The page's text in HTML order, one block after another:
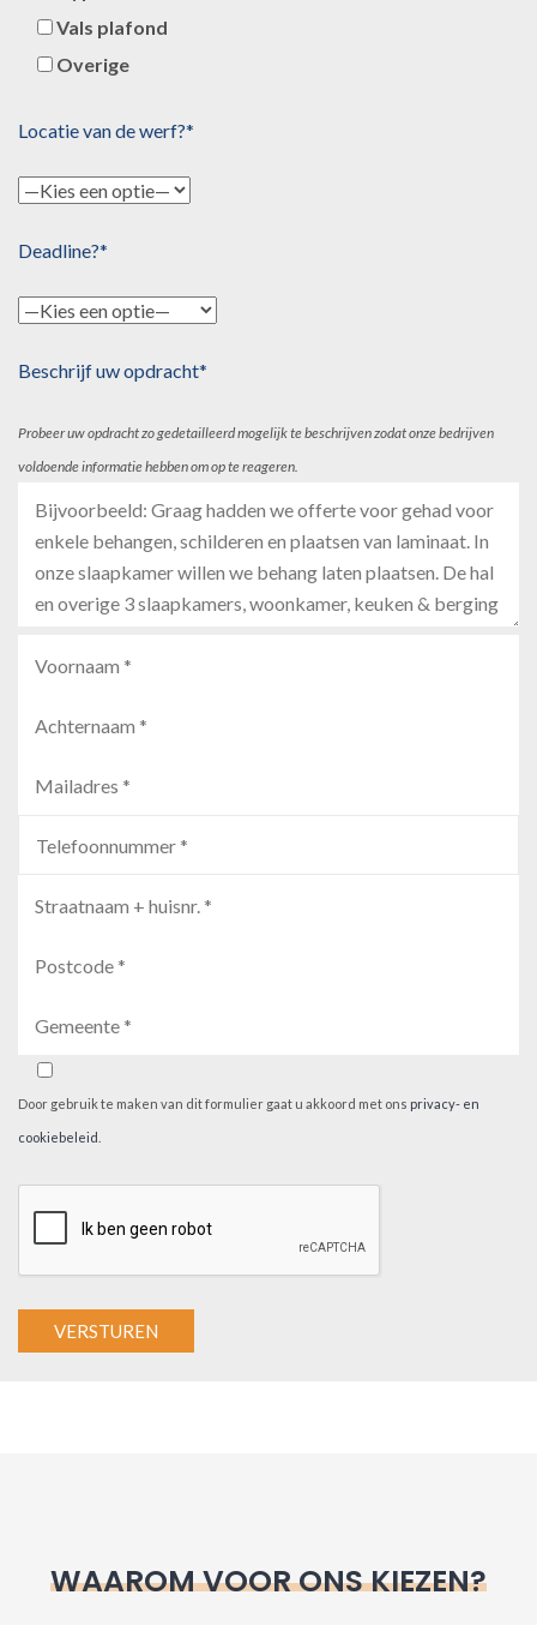
Vals plafond
Overige
Locatie van de werf?*
Deadline?*
Beschrijf uw opdracht*
Probeer uw opdracht zo gedetailleerd mogelijk te beschrijven zodat onze bedrijven
voldoende informatie hebben om op te reageren.
Door gebruik te maken van dit formulier gaat u akkoord met ons privacy- en
cookiebeleid
WAAROM VOOR ONS KIEZEN?